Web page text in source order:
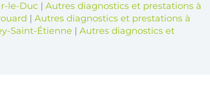
le-Duc |Autres diagnostics et prestations à
|Autres diagnostics et prestations à
Saint-Étienne |Autres diagnostics et